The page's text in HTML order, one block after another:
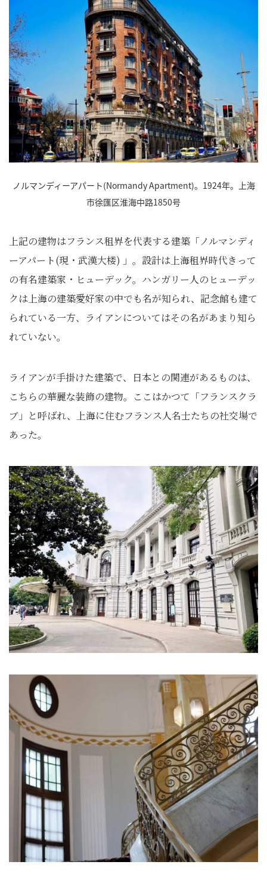
ノルマンディーアパート(Normandy Apartment)。1924年。上海
市徐匯区淮海中路1850号
上記の建物はフランス租界を代表する建築「ノルマンディ
ーアパート(現・武漢大楼) 」。設計は上海租界時代きって
の有名建築家・ヒューデック。ハンガリー人のヒューデッ
クは上海の建築愛好家の中でも名が知られ、記念館も建て
られている一方、ライアンについてはその名があまり知ら
れていない。
ライアンが手掛けた建築で、日本との関連があるものは、
こちらの華麗な装飾の建物。ここはかつて「フランスクラ
ブ」と呼ばれ、上海に住むフランス人名士たちの社交場で
あった。